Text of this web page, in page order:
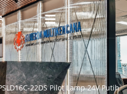
22DS Pilot Lamp 24V Putih